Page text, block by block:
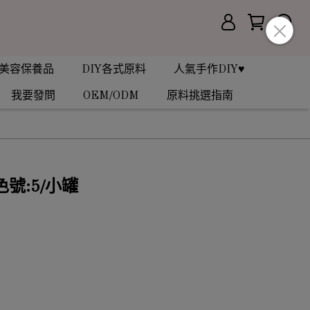
容保養品 DIY各式原料
人氣手作DIY♥
我要發問
OEM/ODM 原料挑選指南
號:5/小罐